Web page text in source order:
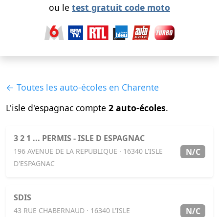
ou le test gratuit code moto
← Toutes les auto-écoles en Charente
L'isle d'espagnac compte 2 auto-écoles.
3 2 1 ... PERMIS - ISLE D ESPAGNAC
196 AVENUE DE LA REPUBLIQUE · 16340 L'ISLE
D'ESPAGNAC
N/C
SDIS
43 RUE CHABERNAUD · 16340 L'ISLE N/C